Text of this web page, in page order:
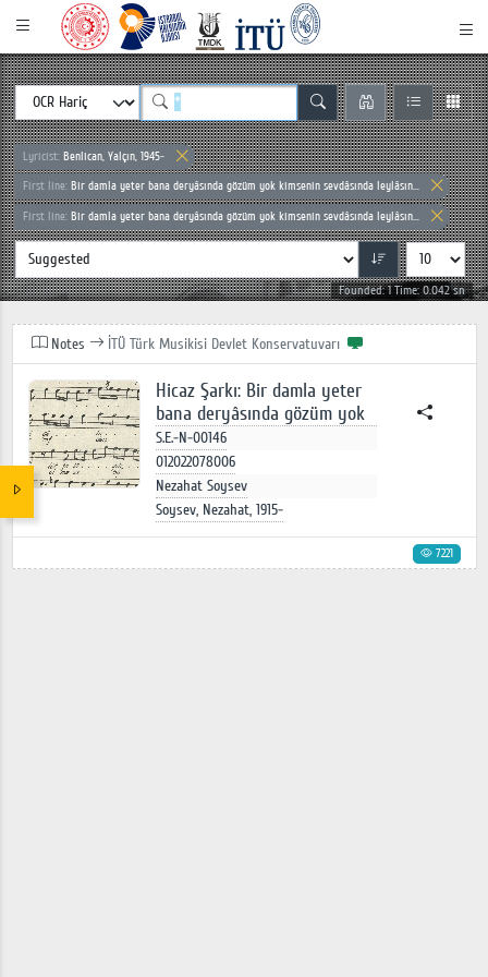
Lyricist: Benlican, Yalçın, 1945-
First line: Bir damla yeter bana deryâsında gözüm yok kimsenin sevdâsında leylâsın...
First line: Bir damla yeter bana deryâsında gözüm yok kimsenin sevdâsında leylâsın...
Founded: 1 Time: 0.042 sn
Notes İTÜ Türk Musikisi Devlet Konservatuvarı
Hicaz Şarkı: Bir damla yeter
bana deryâsında gözüm yok
S.E.-N-00146
012022078006
Nezahat Soysev
Soysev, Nezahat, 1915-
7221